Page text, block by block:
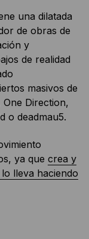
una dilatada
de obras de
y
de realidad
masivos de
Direction,
o deadmau5.
ya que crea y
lleva haciendo